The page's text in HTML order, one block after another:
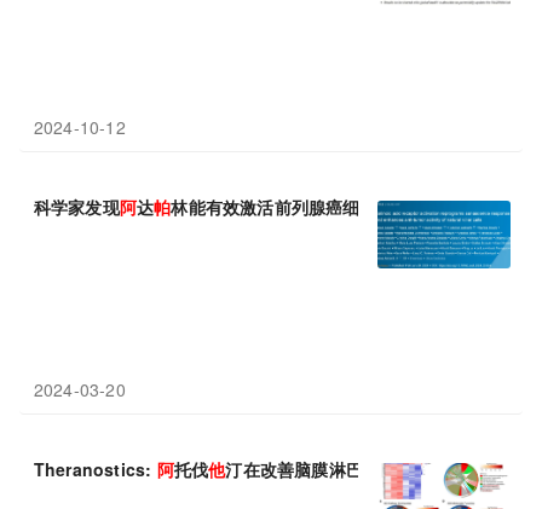
2024-10-12
科学家发现阿达帕林能有效激活前列腺癌细胞衰老、增加NK细胞
2024-03-20
Theranostics: 阿托伐他汀在改善脑膜淋巴引流方面的有益作用